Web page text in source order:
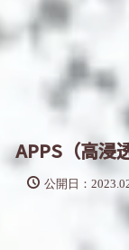
APPS（高浸
公開日：